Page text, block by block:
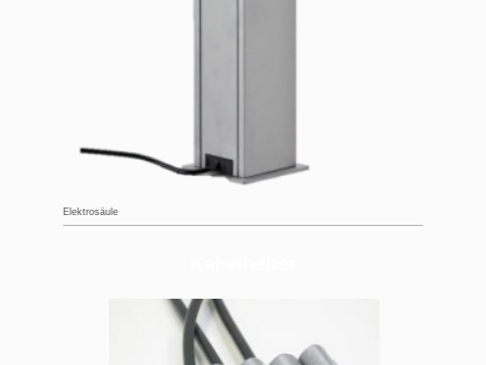
Elektrosäule